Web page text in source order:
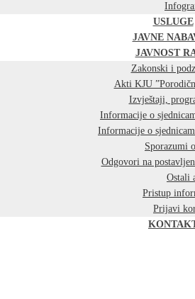
USLUGE
JAVNE
JAVNOST
Zakonski i
Akti KJU
Izvještaji,
Informacije o
Informacije o
Sporazumi
Odgovori na
Ostali
Pristup
Prijavi